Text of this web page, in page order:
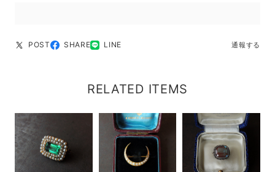
POST SHARE LINE 通報する
RELATED ITEMS